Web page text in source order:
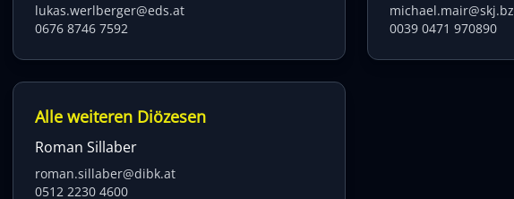
lukas.werlberger@eds.at
0676 8746 7592
0039 0471 970890
Alle weiteren Diözesen
Roman Sillaber
roman.sillaber@dibk.at
0512 2230 4600